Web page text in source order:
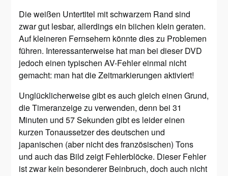
Die weißen Untertitel mit schwarzem Rand sind
zwar gut lesbar, allerdings ein biichen klein geraten.
Auf kleineren Fernsehern könnte dies zu Problemen
führen. Interessanterweise hat man bei dieser DVD
jedoch einen typischen AV-Fehler einmal nicht
gemacht: man hat die Zeitmarkierungen aktiviert!
Unglücklicherweise gibt es auch gleich einen Grund,
die Timeranzeige zu verwenden, denn bei 31
Minuten und 57 Sekunden gibt es leider einen
kurzen Tonaussetzer des deutschen und
japanischen (aber nicht des französischen) Tons
und auch das Bild zeigt Fehlerblöcke. Dieser Fehler
ist zwar kein besonderer Beinbruch, doch auch nicht